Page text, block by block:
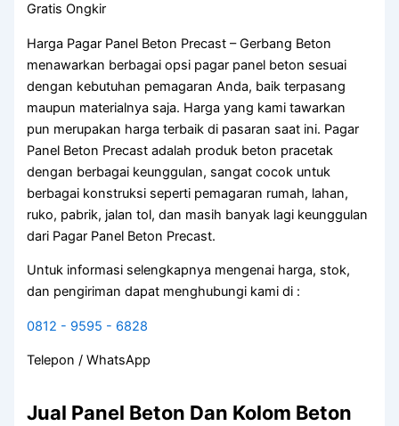
Gratis Ongkir
Harga Pagar Panel Beton Precast – Gerbang Beton
menawarkan berbagai opsi pagar panel beton sesuai
dengan kebutuhan pemagaran Anda, baik terpasang
maupun materialnya saja. Harga yang kami tawarkan
pun merupakan harga terbaik di pasaran saat ini. Pagar
Panel Beton Precast adalah produk beton pracetak
dengan berbagai keunggulan, sangat cocok untuk
berbagai konstruksi seperti pemagaran rumah, lahan,
ruko, pabrik, jalan tol, dan masih banyak lagi keunggulan
dari Pagar Panel Beton Precast.
Untuk informasi selengkapnya mengenai harga, stok,
dan pengiriman dapat menghubungi kami di :
0812 - 9595 - 6828
Telepon / WhatsApp
Jual Panel Beton Dan Kolom Beton